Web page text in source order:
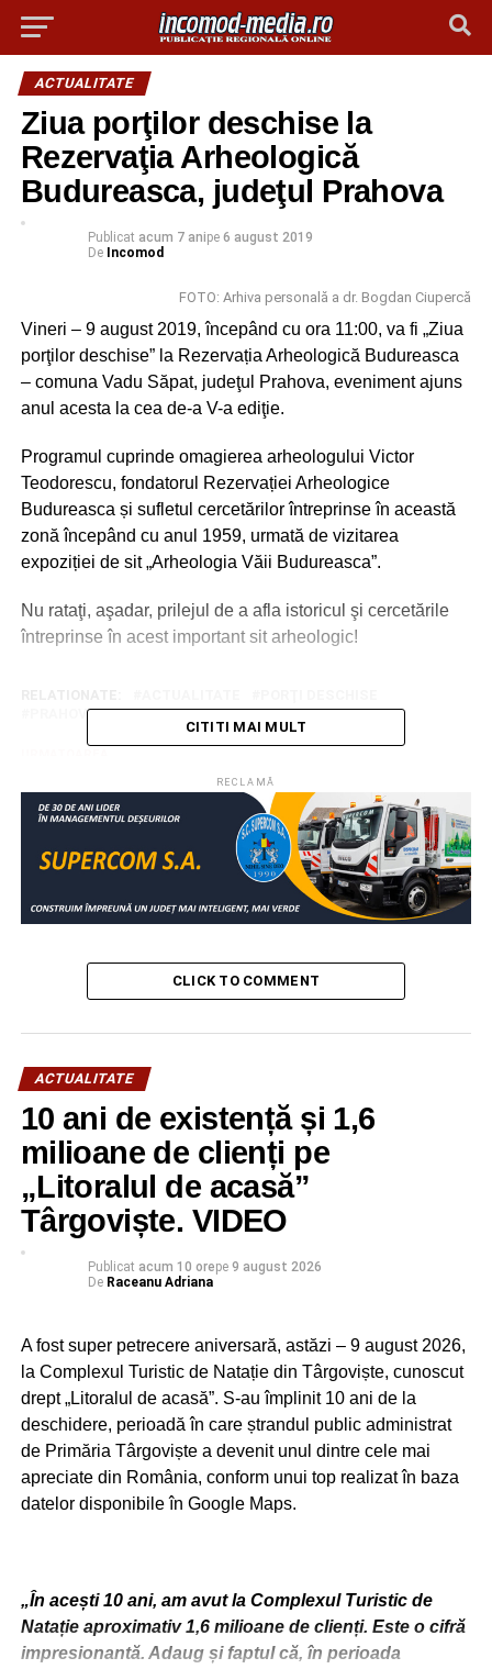
ACTUALITATE
Ziua porţilor deschise la
Rezervaţia Arheologică
Budureasca, judeţul Prahova
Publicat acum 7 anipe 6 august 2019
De Incomod
FOTO: Arhiva personală a dr. Bogdan Ciupercă
Vineri – 9 august 2019, începând cu ora 11:00, va fi „Ziua
porţilor deschise” la Rezervația Arheologică Budureasca
– comuna Vadu Săpat, judeţul Prahova, eveniment ajuns
anul acesta la cea de-a V-a ediţie.
Programul cuprinde omagierea arheologului Victor
Teodorescu, fondatorul Rezervației Arheologice
Budureasca și sufletul cercetărilor întreprinse în această
zonă începând cu anul 1959, urmată de vizitarea
expoziției de sit „Arheologia Văii Budureasca”.
Nu rataţi, aşadar, prilejul de a afla istoricul şi cercetările
întreprinse în acest important sit arheologic!
PRAHOVA
REZERVAŢIA BUDUREASCA
Padina Folk, un festival emblemă a culturii şi
turismului dâmboviţean!
Director din Dâmboviţa, amendat fiindcă şi-a
arătat indignarea pe Facebook!
CITITI MAI MULT
RECLAMĂ
CLICK TO COMMENT
ACTUALITATE
10 ani de existență și 1,6
milioane de clienți pe
„Litoralul de acasă”
Târgoviște. VIDEO
Publicat acum 10 orepe 9 august 2026
De Raceanu Adriana
A fost super petrecere aniversară, astăzi – 9 august 2026,
la Complexul Turistic de Natație din Târgoviște, cunoscut
drept „Litoralul de acasă”. S-au împlinit 10 ani de la
deschidere, perioadă în care ștrandul public administrat
de Primăria Târgoviște a devenit unul dintre cele mai
apreciate din România, conform unui top realizat în baza
datelor disponibile în Google Maps.
„În acești 10 ani, am avut la Complexul Turistic de
Natație aproximativ 1,6 milioane de clienți. Este o cifră
impresionantă. Adaug și faptul că, în perioada